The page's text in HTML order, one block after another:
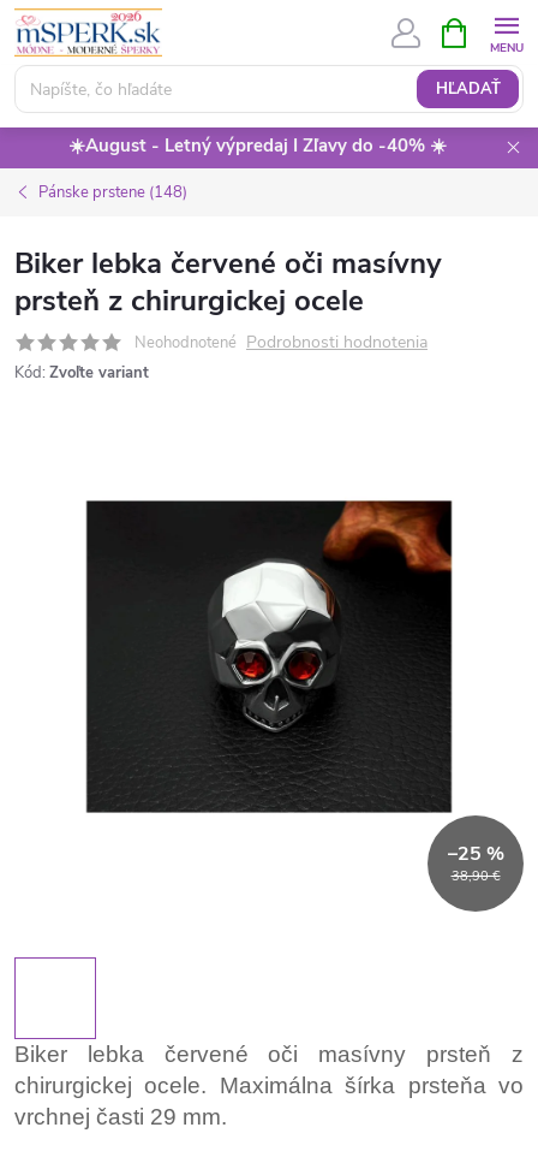
Prejsť
obsah
HĽADAŤ
KOŠÍK
☀️August - Letný výpredaj I Zľavy do -40% ☀️
Pánske prstene (148)
Biker lebka červené oči masívny
prsteň z chirurgickej ocele
Neohodnotené Podrobnosti hodnotenia
Kód: Zvoľte variant
38,90 €
–25 %
Biker lebka červené oči masívny prsteň z
chirurgickej ocele. Maximálna šírka prsteňa vo
vrchnej časti 29 mm.